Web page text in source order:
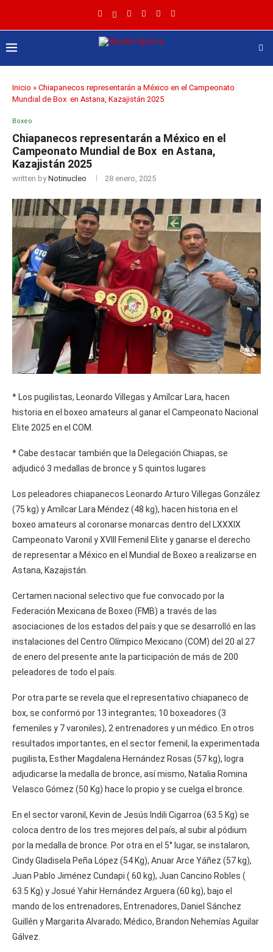
Inicio » Chiapanecos representarán a México en el Campeonato
Mundial de Box en Astana, Kazajistán 2025
Boxeo
Chiapanecos representarán a México en el
Campeonato Mundial de Box en Astana,
Kazajistán 2025
written byNotinucleo 28 enero, 2025
* Los pugilistas, Leonardo Villegas y Amílcar Lara, hacen
historia en el boxeo amateurs al ganar el Campeonato Nacional
Elite 2025 en el COM.
* Cabe destacar también que la Delegación Chiapas, se
adjudicó 3 medallas de bronce y 5 quintos lugares
Los peleadores chiapanecos Leonardo Arturo Villegas González
(75 kg) y Amílcar Lara Méndez (48 kg), hacen historia en el
boxeo amateurs al coronarse monarcas dentro del LXXXIX
Campeonato Varonil y XVIII Femenil Elite y ganarse el derecho
de representar a México en el Mundial de Boxeo a realizarse en
Astana, Kazajistán.
Certamen nacional selectivo que fue convocado por la
Federación Mexicana de Boxeo (FMB) a través de las
asociaciones de los estados del país y que se desarrolló en las
instalaciones del Centro Olímpico Mexicano (COM) del 20 al 27
de enero del presente ante la participación de más de 200
peleadores de todo el país.
Por otra parte se revela que el representativo chiapaneco de
box, se conformó por 13 integrantes; 10 boxeadores (3
femeniles y 7 varoniles), 2 entrenadores y un médico. En otros
resultados importantes, en el sector femenil, la experimentada
pugilista, Esther Magdalena Hernández Rosas (57 kg), logra
adjudicarse la medalla de bronce, así mismo, Natalia Romina
Velasco Gómez (50 Kg) hace lo propio y se cuelga el bronce.
En el sector varonil, Kevin de Jesús Indili Cigarroa (63.5 Kg) se
coloca dentro de los tres mejores del país, al subir al pódium
por la medalla de bronce. Por otra en el 5° lugar, se instalaron,
Cindy Gladisela Peña López (54 Kg), Anuar Arce Yáñez (57 kg),
Juan Pablo Jiménez Cundapi ( 60 kg), Juan Cancino Robles (
63.5 Kg) y Josué Yahir Hernández Arguera (60 kg), bajo el
mando de los entrenadores, Entrenadores, Daniel Sánchez
Guillén y Margarita Alvarado; Médico, Brandon Nehemías Aguilar
Gálvez.